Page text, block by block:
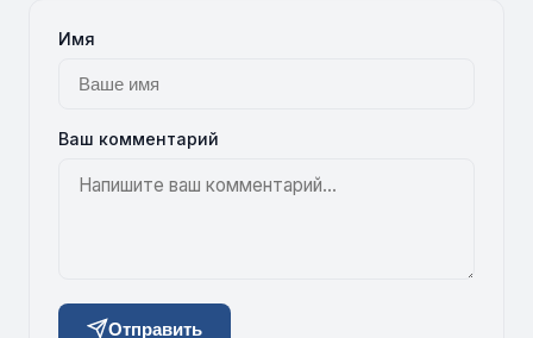
Имя
Ваш комментарий
Отправить